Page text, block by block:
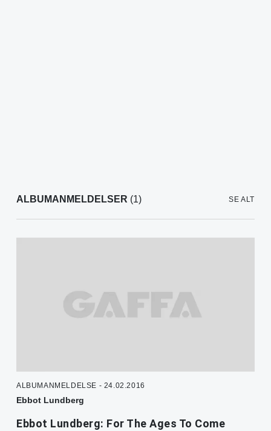
ALBUMANMELDELSER (1) SE ALT
ALBUMANMELDELSE - 24.02.2016
Ebbot Lundberg
Ebbot Lundberg: For The Ages To Come